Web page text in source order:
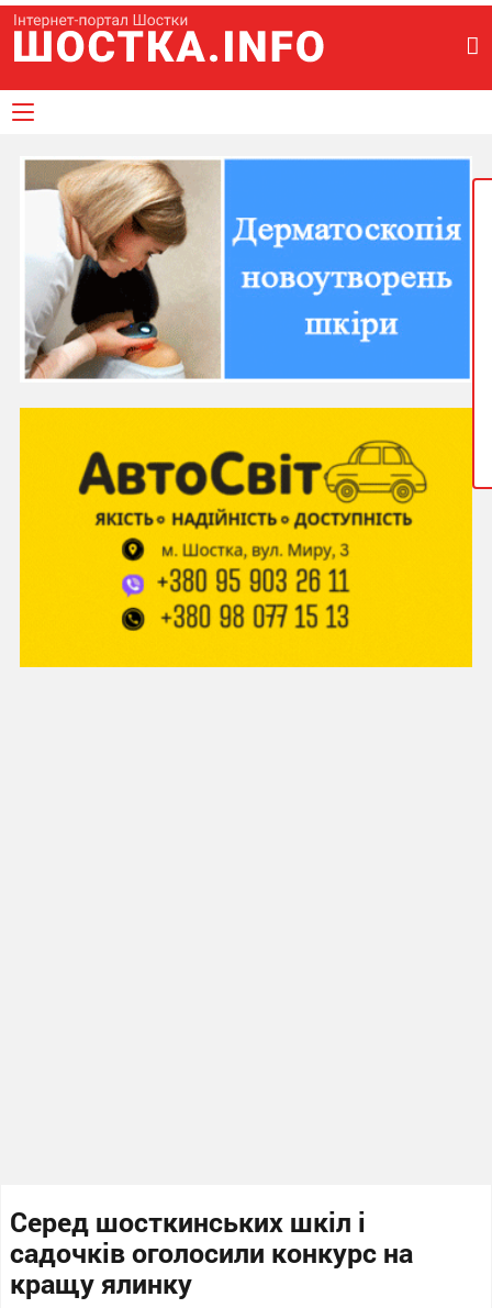
Серед шосткинських шкіл і
садочків оголосили конкурс на
кращу ялинку